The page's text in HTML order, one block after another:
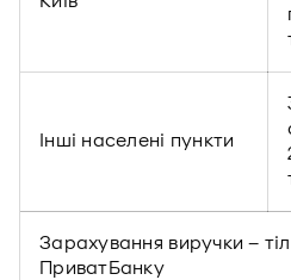
Інші населені пункти
Зарахування виручки –
ПриватБанку